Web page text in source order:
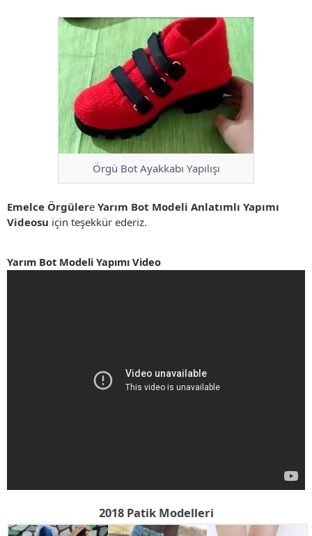
Örgü Bot Ayakkabı Yapılışı
Emelce Örgülere Yarım Bot Modeli Anlatımlı Yapımı
Videosu için teşekkür ederiz.
Yarım Bot Modeli Yapımı Video
2018 Patik Modelleri